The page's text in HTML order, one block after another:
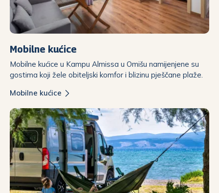
Mobilne kućice
Mobilne kućice u Kampu Almissa u Omišu namijenjene su
gostima koji žele obiteljski komfor i blizinu pješčane plaže.
Mobilne kućice